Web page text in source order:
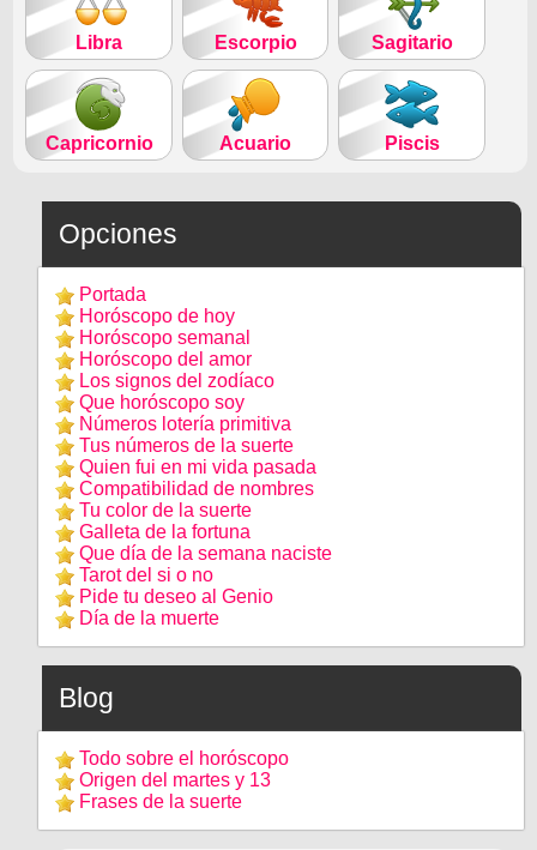
Libra Escorpio Sagitario
Capricornio Acuario Piscis
Opciones
Portada
Horóscopo de hoy
Horóscopo semanal
Horóscopo del amor
Los signos del zodíaco
Que horóscopo soy
Números lotería primitiva
Tus números de la suerte
Quien fui en mi vida pasada
Compatibilidad de nombres
Tu color de la suerte
Galleta de la fortuna
Que día de la semana naciste
Tarot del si o no
Pide tu deseo al Genio
Día de la muerte
Blog
Todo sobre el horóscopo
Origen del martes y 13
Frases de la suerte